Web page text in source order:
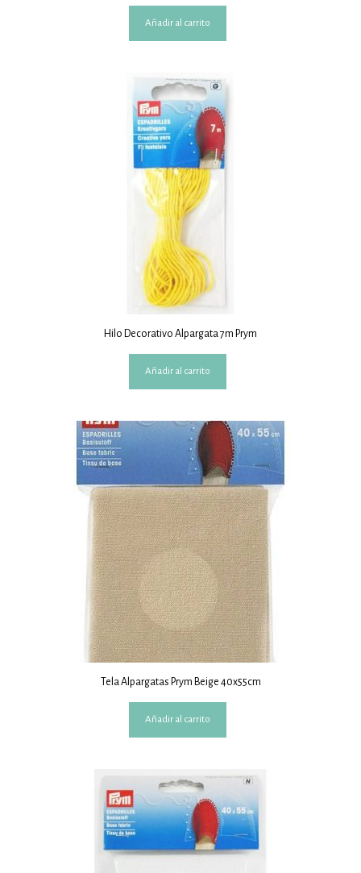
Añadir al carrito
Hilo Decorativo Alpargata 7m Prym
Añadir al carrito
Tela Alpargatas Prym Beige 40x55cm
Añadir al carrito